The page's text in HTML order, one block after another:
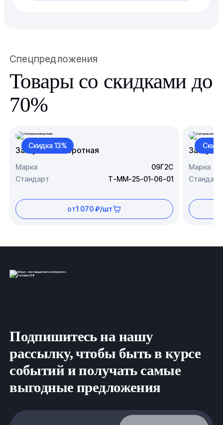
Спецпредложения
Товары со скидками до
70%
Скидка 13%
Заглушка поворотная
Марка
09Г2С
Стандарт
Т-ММ-25-01-06-01
от1 070 ₽/шт
Марка
Стандарт
Подпишитесь на нашу
рассылку, чтобы быть в курсе
событий и получать самые
выгодные предложения